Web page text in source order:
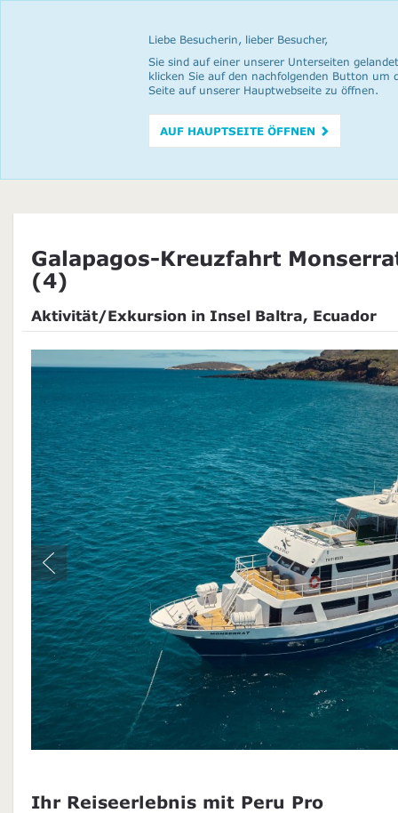
Liebe Besucherin, lieber Besucher,
Sie sind auf einer unserer Unterseiten
klicken Sie auf den nachfolgenden Button um
Seite auf unserer Hauptwebseite zu öffnen.
AUF HAUPTSEITE ÖFFNEN
Galapagos-Kreuzfahrt
(4)
Aktivität/Exkursion in Insel Baltra, Ecuador
Ihr Reiseerlebnis mit Peru Pro